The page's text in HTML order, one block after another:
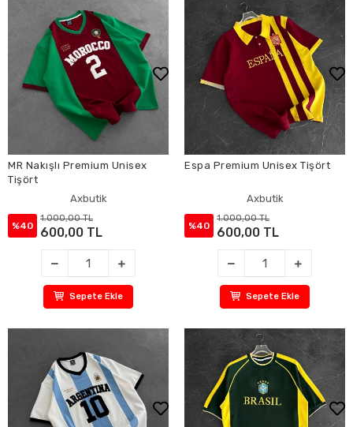
MR Nakışlı Premium Unisex
Tişört
Axbutik
%40
1.000,00 TL
600,00 TL
Sepete Ekle
Espa Premium Unisex Tişört
Axbutik
%40
1.000,00 TL
600,00 TL
Sepete Ekle